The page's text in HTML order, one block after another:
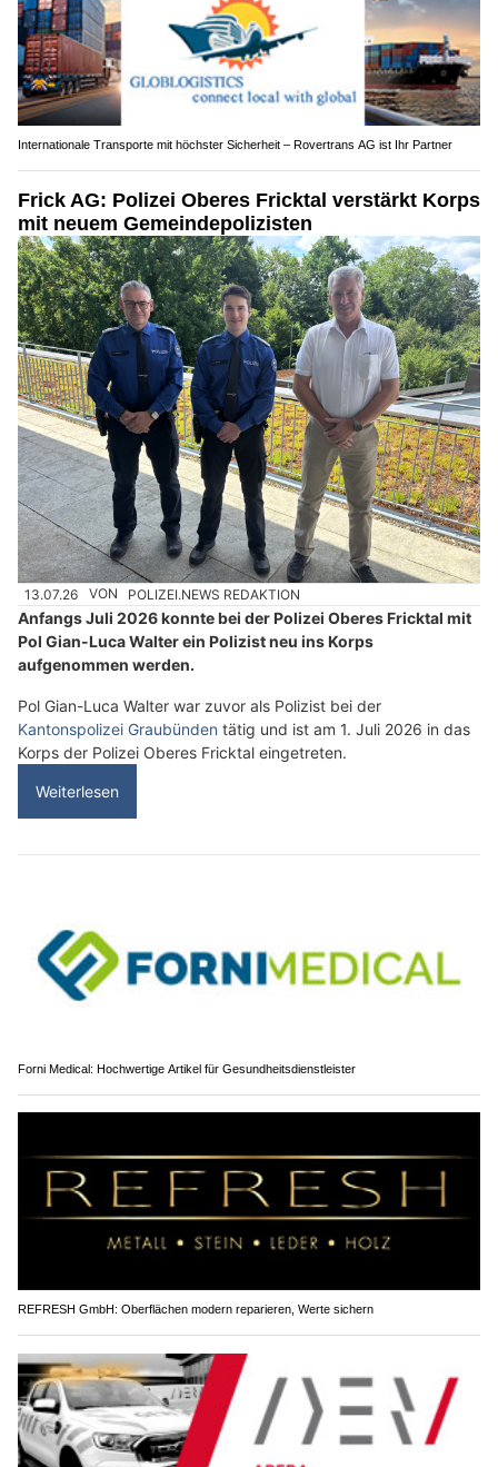
Internationale Transporte mit höchster Sicherheit – Rovertrans AG ist Ihr Partner
Frick AG: Polizei Oberes Fricktal verstärkt Korps
mit neuem Gemeindepolizisten
13.07.26 VON POLIZEI.NEWS REDAKTION
Anfangs Juli 2026 konnte bei der Polizei Oberes Fricktal mit
Pol Gian-Luca Walter ein Polizist neu ins Korps
aufgenommen werden.
Pol Gian-Luca Walter war zuvor als Polizist bei der
Kantonspolizei Graubünden tätig und ist am 1. Juli 2026 in das
Korps der Polizei Oberes Fricktal eingetreten.
Weiterlesen
Forni Medical: Hochwertige Artikel für Gesundheitsdienstleister
REFRESH GmbH: Oberflächen modern reparieren, Werte sichern